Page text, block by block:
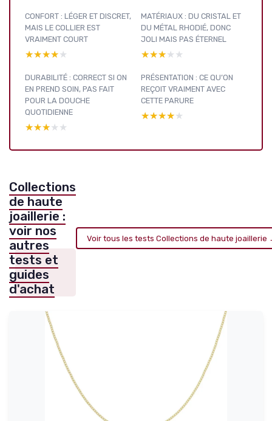
CONFORT : LÉGER ET DISCRET,
MAIS LE COLLIER EST
VRAIMENT COURT
★★★★★
★★★★★
MATÉRIAUX : DU CRISTAL ET
DU MÉTAL RHODIÉ, DONC
JOLI MAIS PAS ÉTERNEL
★★★★★
★★★★★
DURABILITÉ : CORRECT SI ON
EN PREND SOIN, PAS FAIT
POUR LA DOUCHE
QUOTIDIENNE
★★★★★
★★★★★
PRÉSENTATION : CE QU’ON
REÇOIT VRAIMENT AVEC
CETTE PARURE
★★★★★
★★★★★
Collections
de haute
joaillerie :
voir nos
autres
tests et
guides
d'achat
Voir tous les tests Collections de haute joaillerie